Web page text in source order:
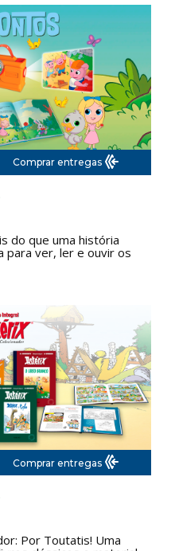
Comprar entregas
do que uma história
para ver, ler e ouvir os
Comprar entregas
Por Toutatis! Uma